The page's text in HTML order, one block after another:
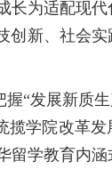
长为适配现
创新、社会
“发展新质
揽学院改革发
留学教育内涵